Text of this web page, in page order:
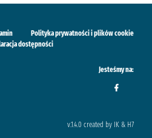
Polityka prywatności i plików cookie
dostępności
Jesteśmy na:
v.1.4.0 created by IK & H7